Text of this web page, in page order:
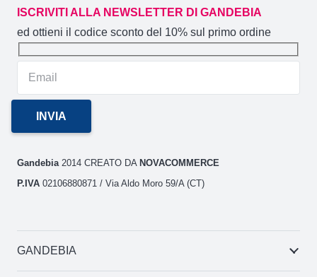
ISCRIVITI ALLA NEWSLETTER DI GANDEBIA
ed ottieni il codice sconto del 10% sul primo ordine
Gandebia 2014 CREATO DA NOVACOMMERCE
P.IVA 02106880871 / Via Aldo Moro 59/A (CT)
GANDEBIA